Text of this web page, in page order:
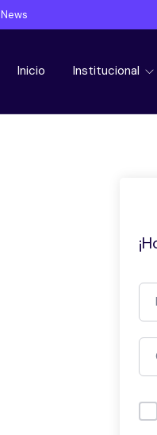
News
Inicio Institucional